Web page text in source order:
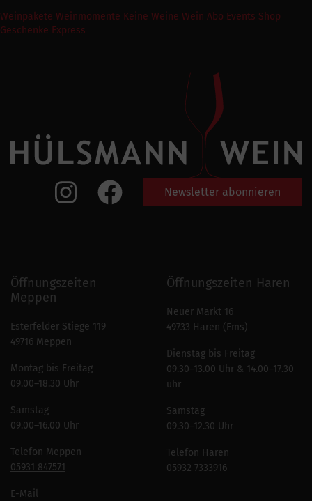
Weinpakete Weinmomente Keine Weine Wein Abo Events Shop
Geschenke Express
Newsletter abonnieren
Öffnungszeiten
Meppen
Esterfelder Stiege 119
49716 Meppen
Montag bis Freitag
09.00–18.30 Uhr
Samstag
09.00–16.00 Uhr
Telefon Meppen
05931 847571
E-Mail
Öffnungszeiten Haren
Neuer Markt 16
49733 Haren (Ems)
Dienstag bis Freitag
09.30–13.00 Uhr & 14.00–17.30
uhr
Samstag
09.30–12.30 Uhr
Telefon Haren
05932 7333916